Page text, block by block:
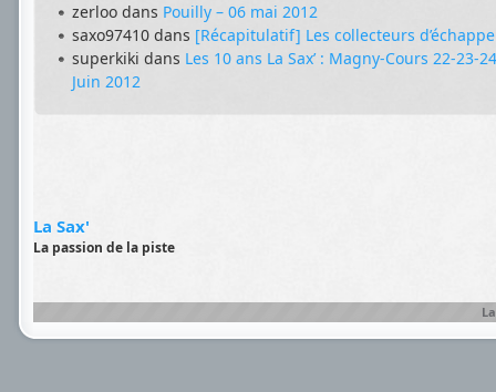
zerloo dans Pouilly – 06 mai 2012
saxo97410 dans [Récapitulatif] Les collecteurs
superkiki dans Les 10 ans La Sax’ : Magny-Cours 22-23-
Juin 2012
La Sax'
La passion de la piste